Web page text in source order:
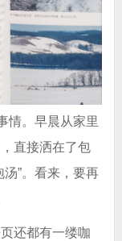
情。早晨从家里
直接洒在了包
”。看来，要再
还都有一缕咖